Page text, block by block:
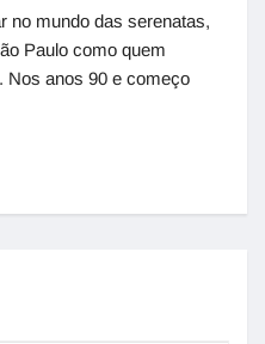
no mundo das serenatas,
Paulo como quem
Nos anos 90 e começo